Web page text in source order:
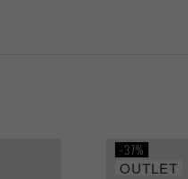
OUTLET
37%